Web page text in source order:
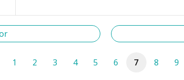
1 2 3 4 5 6 7 8 9